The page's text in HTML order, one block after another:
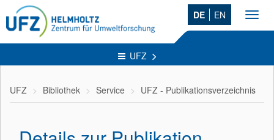
DE EN
UFZ
UFZ Bibliothek Service UFZ - Publikationsverzeichnis